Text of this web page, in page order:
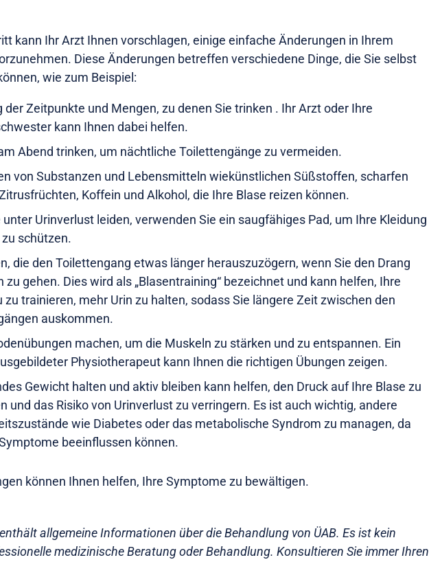
kann Ihr Arzt Ihnen vorschlagen, einige einfache Änderungen in Ihrem
Diese Änderungen betreffen verschiedene Dinge, die Sie selbst
wie zum Beispiel:
der Zeitpunkte und Mengen, zu denen Sie trinken . Ihr Arzt oder Ihre
kann Ihnen dabei helfen.
Abend trinken, um nächtliche Toilettengänge zu vermeiden.
von Substanzen und Lebensmitteln wiekünstlichen Süßstoffen, scharfen
Koffein und Alkohol, die Ihre Blase reizen können.
unter Urinverlust leiden, verwenden Sie ein saugfähiges Pad, um Ihre Kleidung
schützen.
die den Toilettengang etwas länger herauszuzögern, wenn Sie den Drang
zu gehen. Dies wird als „Blasentraining“ bezeichnet und kann helfen, Ihre
zu trainieren, mehr Urin zu halten, sodass Sie längere Zeit zwischen den
auskommen.
machen, um die Muskeln zu stärken und zu entspannen. Ein
Physiotherapeut kann Ihnen die richtigen Übungen zeigen.
Gewicht halten und aktiv bleiben kann helfen, den Druck auf Ihre Blase zu
und das Risiko von Urinverlust zu verringern. Es ist auch wichtig, andere
wie Diabetes oder das metabolische Syndrom zu managen, da
beeinflussen können.
können Ihnen helfen, Ihre Symptome zu bewältigen.
allgemeine Informationen über die Behandlung von ÜAB. Es ist kein
medizinische Beratung oder Behandlung. Konsultieren Sie immer Ihren